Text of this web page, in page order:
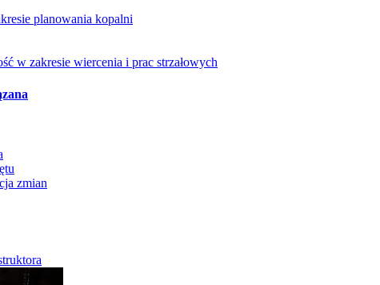
planowania kopalni
w zakresie wiercenia i prac strzałowych
zmian